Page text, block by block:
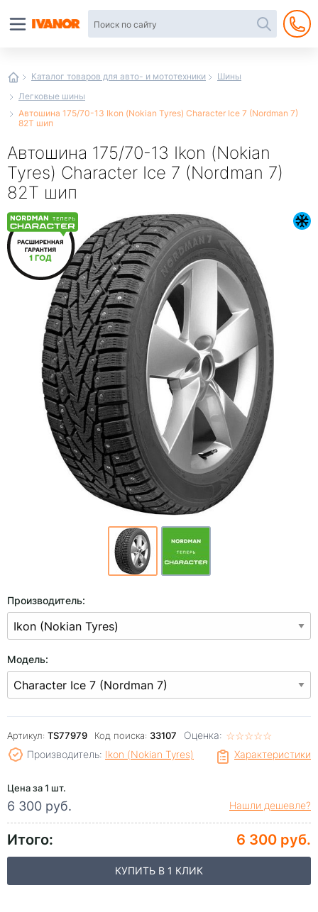
Каталог товаров для авто- и мототехники
Шины
Легковые шины
Автошина 175/70-13 Ikon (Nokian Tyres) Character Ice 7 (Nordman 7)
82T шип
Автошина 175/70-13 Ikon (Nokian
Tyres) Character Ice 7 (Nordman 7)
82T шип
Производитель:
Модель:
Артикул: TS77979 Код поиска: 33107 Оценка: ☆☆☆☆☆
★★★★★
Характеристики
Производитель: Ikon (Nokian Tyres)
Цена за 1 шт.
6 300 руб. Нашли дешевле?
Итого: 6 300 руб.
КУПИТЬ В 1 КЛИК
интернет-